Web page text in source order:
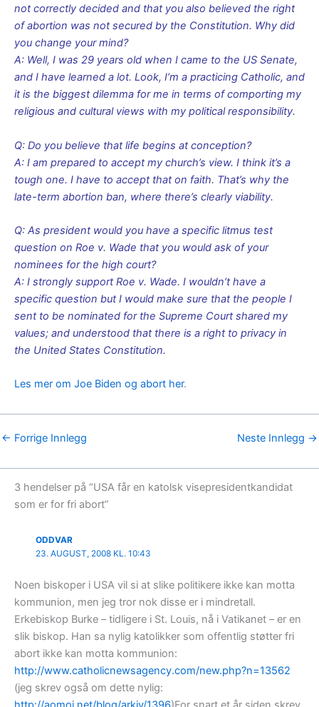
not correctly decided and that you also believed the right
of abortion was not secured by the Constitution. Why did
you change your mind?
A: Well, I was 29 years old when I came to the US Senate,
and I have learned a lot. Look, I’m a practicing Catholic, and
it is the biggest dilemma for me in terms of comporting my
religious and cultural views with my political responsibility.
Q: Do you believe that life begins at conception?
A: I am prepared to accept my church’s view. I think it’s a
tough one. I have to accept that on faith. That’s why the
late-term abortion ban, where there’s clearly viability.
Q: As president would you have a specific litmus test
question on Roe v. Wade that you would ask of your
nominees for the high court?
A: I strongly support Roe v. Wade. I wouldn’t have a
specific question but I would make sure that the people I
sent to be nominated for the Supreme Court shared my
values; and understood that there is a right to privacy in
the United States Constitution.
Les mer om Joe Biden og abort her.
← Forrige Innlegg Neste Innlegg →
3 hendelser på “USA får en katolsk visepresidentkandidat
som er for fri abort”
ODDVAR
23. AUGUST, 2008 KL. 10:43
Noen biskoper i USA vil si at slike politikere ikke kan motta
kommunion, men jeg tror nok disse er i mindretall.
Erkebiskop Burke – tidligere i St. Louis, nå i Vatikanet – er en
slik biskop. Han sa nylig katolikker som offentlig støtter fri
abort ikke kan motta kommunion:
http://www.catholicnewsagency.com/new.php?n=13562
(jeg skrev også om dette nylig: